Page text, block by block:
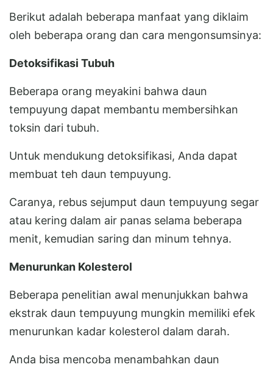
Berikut adalah beberapa manfaat yang diklaim
oleh beberapa orang dan cara mengonsumsinya:
Detoksifikasi Tubuh
Beberapa orang meyakini bahwa daun
tempuyung dapat membantu membersihkan
toksin dari tubuh.
Untuk mendukung detoksifikasi, Anda dapat
membuat teh daun tempuyung.
Caranya, rebus sejumput daun tempuyung segar
atau kering dalam air panas selama beberapa
menit, kemudian saring dan minum tehnya.
Menurunkan Kolesterol
Beberapa penelitian awal menunjukkan bahwa
ekstrak daun tempuyung mungkin memiliki efek
menurunkan kadar kolesterol dalam darah.
Anda bisa mencoba menambahkan daun